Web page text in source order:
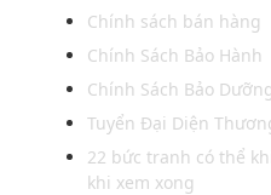
Chính sách bán hàng
Chính Sách Bảo Hành
Chính Sách Bảo
Tuyển Đại Diện
22 bức tranh có thể
khi xem xong